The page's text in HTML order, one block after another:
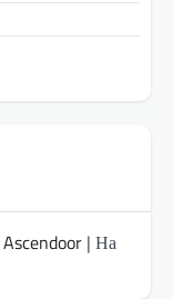
Ascendoor | На